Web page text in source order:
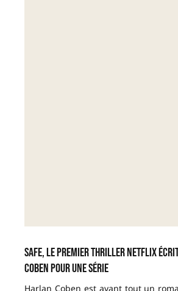
Safe, le premier thriller Netflix
Coben pour une série
Harlan Coben est avant tout un